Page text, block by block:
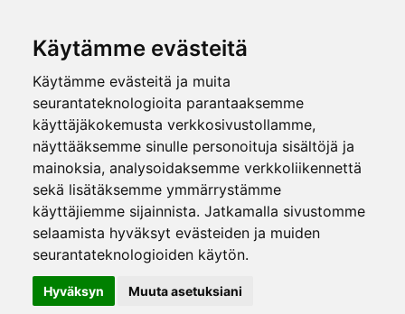
Käytämme evästeitä
Käytämme evästeitä ja muita
seurantateknologioita parantaaksemme
käyttäjäkokemusta verkkosivustollamme,
näyttääksemme sinulle personoituja sisältöjä ja
mainoksia, analysoidaksemme verkkoliikennettä
sekä lisätäksemme ymmärrystämme
käyttäjiemme sijainnista. Jatkamalla sivustomme
selaamista hyväksyt evästeiden ja muiden
seurantateknologioiden käytön.
Hyväksyn Muuta asetuksiani